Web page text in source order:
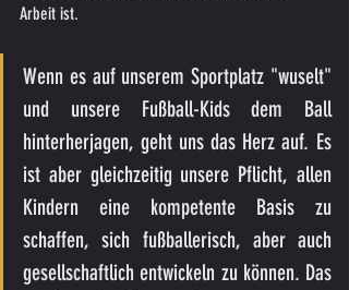
Arbeit ist.
Wenn es auf unserem Sportplatz "wuselt"
und unsere Fußball-Kids dem Ball
hinterherjagen, geht uns das Herz auf. Es
ist aber gleichzeitig unsere Pflicht, allen
Kindern eine kompetente Basis zu
schaffen, sich fußballerisch, aber auch
gesellschaftlich entwickeln zu können. Das